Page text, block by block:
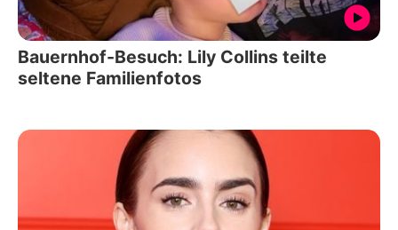
Bauernhof-Besuch: Lily Collins teilte
seltene Familienfotos